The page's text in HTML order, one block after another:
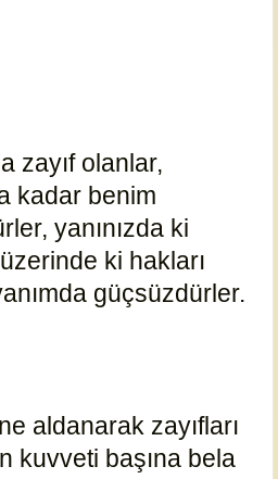
zayıf olanlar,
kadar benim
yanınızda ki
ki hakları
güçsüzdürler.
aldanarak zayıfları
kuvveti başına bela